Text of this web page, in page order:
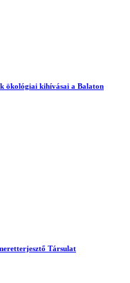
ökológiai kihívásai a Balaton
Társulat